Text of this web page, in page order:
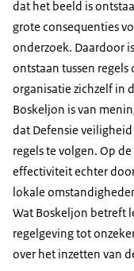
dat het beeld is
grote consequenties
onderzoek. Daardoor
ontstaan tussen
organisatie zichzelf in
Boskeljon is van
dat Defensie
regels te volgen. Op
effectiviteit echter
lokale
Wat Boskeljon betreft
regelgeving tot
over het inzetten van